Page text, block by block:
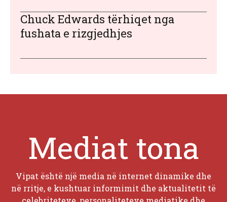
Chuck Edwards tërhiqet nga
fushata e rizgjedhjes
Mediat tona
Vipat është një media në internet dinamike dhe
në rritje, e kushtuar informimit dhe aktualitetit të